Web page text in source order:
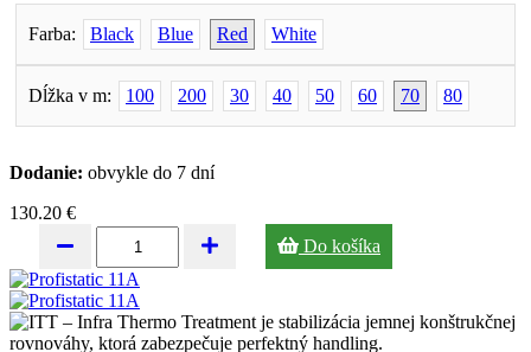
Farba: Black Blue Red White
Dĺžka v m: 100 200 30 40 50 60 70 80
Dodanie: obvykle do 7 dní
130.20 €
Do košíka